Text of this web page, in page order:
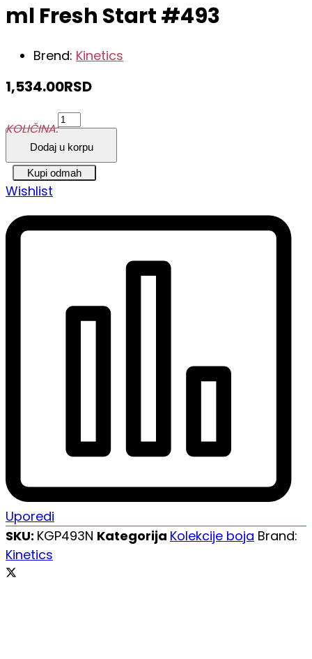
ml Fresh Start #493
Brend: Kinetics
1,534.00RSD
Gel
nokte
ml
KOLIČINA:
Dodaj u korpu
Kupi odmah
Wishlist
Uporedi
SKU: KGP493N Kategorija Kolekcije boja Brand:
Kinetics